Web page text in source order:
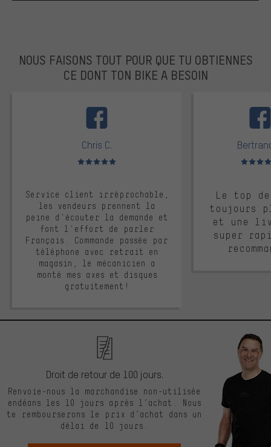
NOUS FAISONS TOUT POUR QUE TU OBTIENNES
CE DONT TON BIKE A BESOIN
Chris C.
Note moyenne : 5 sur 5
Service client irréprochable,
les vendeurs prennent la
peine d'écouter la demande et
font l'effort de parler
Français. Commande passée par
téléphone avec retrait en
magasin, le mécanicien a
monté mes axes et disques
gratuitement!
Note
Le top
toujours
et une
super
Droit de retour de 100 jours.
Renvoie-nous la marchandise non-utilisée
endéans les 10 jours après l’achat. Nous
te rembourserons le prix d’achat dans un
délai de 10 jours.